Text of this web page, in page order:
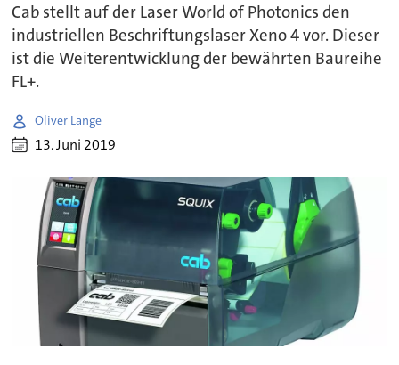
Cab stellt auf der Laser World of Photonics den
industriellen Beschriftungslaser Xeno 4 vor. Dieser
ist die Weiterentwicklung der bewährten Baureihe
FL+.
Oliver Lange
13. Juni 2019